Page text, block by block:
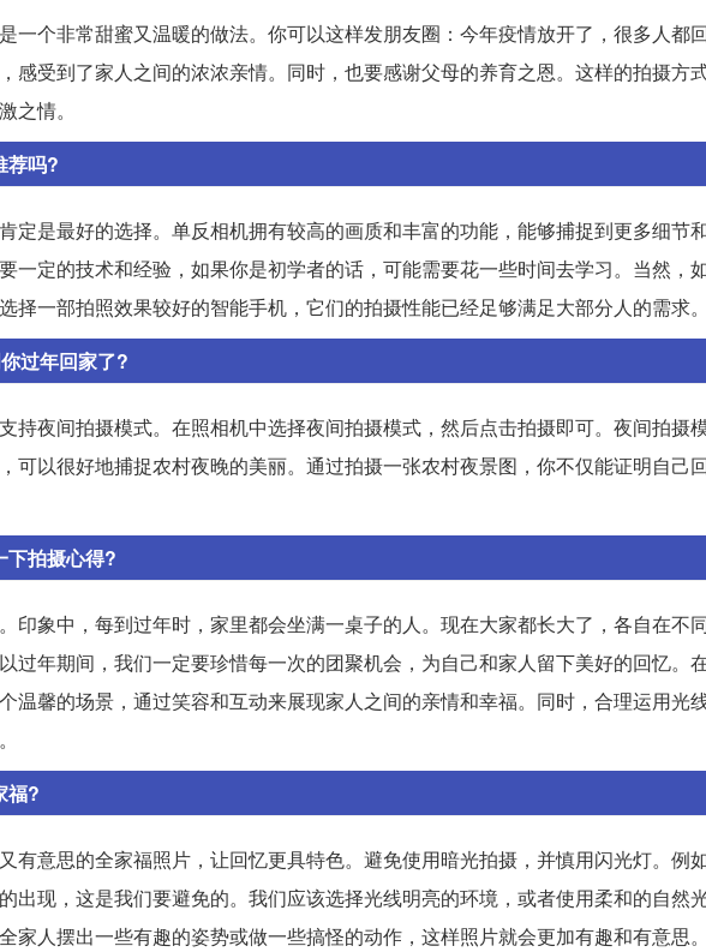
一个非常甜蜜又温暖的做法。你可以这样发朋友圈：今年疫情放开了，很多人都
感受到了家人之间的浓浓亲情。同时，也要感谢父母的养育之恩。这样的拍摄方
之情。
荐吗?
定是最好的选择。单反相机拥有较高的画质和丰富的功能，能够捕捉到更多细节
一定的技术和经验，如果你是初学者的话，可能需要花一些时间去学习。当然，
择一部拍照效果较好的智能手机，它们的拍摄性能已经足够满足大部分人的需求。
过年回家了?
持夜间拍摄模式。在照相机中选择夜间拍摄模式，然后点击拍摄即可。夜间拍摄
可以很好地捕捉农村夜晚的美丽。通过拍摄一张农村夜景图，你不仅能证明自己
下拍摄心得?
印象中，每到过年时，家里都会坐满一桌子的人。现在大家都长大了，各自在不
过年期间，我们一定要珍惜每一次的团聚机会，为自己和家人留下美好的回忆。
温馨的场景，通过笑容和互动来展现家人之间的亲情和幸福。同时，合理运用光
福?
有意思的全家福照片，让回忆更具特色。避免使用暗光拍摄，并慎用闪光灯。例
出现，这是我们要避免的。我们应该选择光线明亮的环境，或者使用柔和的自然
人摆出一些有趣的姿势或做一些搞怪的动作，这样照片就会更加有趣和有意思。